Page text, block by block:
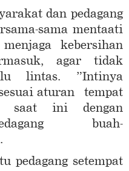
dan pedagang
sama mentaati
kebersihan
agar tidak
lintas. ”Intinya
aturan tempat
saat ini dengan
buah-
pedagang setempat